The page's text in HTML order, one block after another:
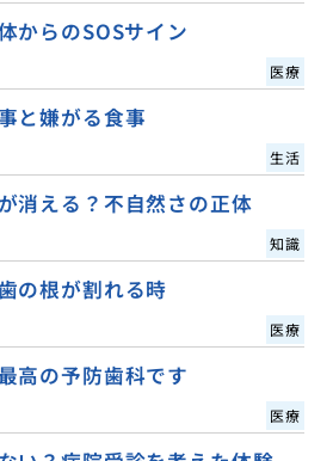
からのSOSサイン
医療
と嫌がる食事
生活
消える？不自然さの正体
知識
の根が割れる時
医療
高の予防歯科です
医療